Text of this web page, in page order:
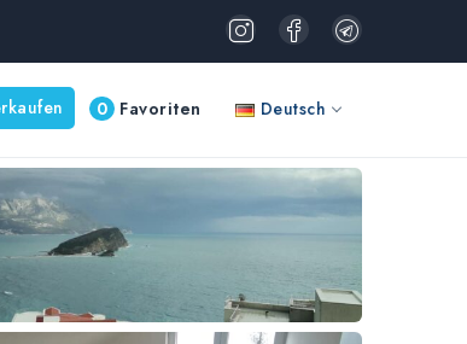
0 Favoriten Deutsch